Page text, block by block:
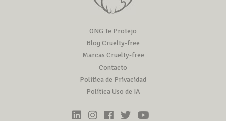
ONG Te Protejo
Blog Cruelty-free
Marcas Cruelty-free
Contacto
Política de Privacidad
Política Uso de IA